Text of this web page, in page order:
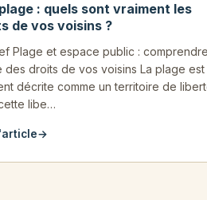
: quels sont vraiment les
de vos voisins ?
Plage et espace public :
des droits de vos voisins La plage est
décrite comme un territoire de
libe…
→